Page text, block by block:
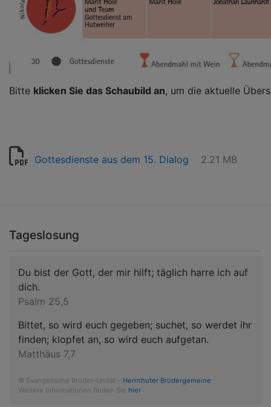
Bitte klicken Sie das Schaubild an, um die aktuelle
Gottesdienste aus dem 15. Dialog 2.21 MB
Tageslosung
Du bist der Gott, der mir hilft; täglich harre ich auf
dich.
Psalm 25,5
Bittet, so wird euch gegeben; suchet, so werdet ihr
finden; klopfet an, so wird euch aufgetan.
Matthäus 7,7
© Evangelische Brüder-Unität – Herrnhuter Brüdergemeine
Weitere Informationen finden Sie hier .